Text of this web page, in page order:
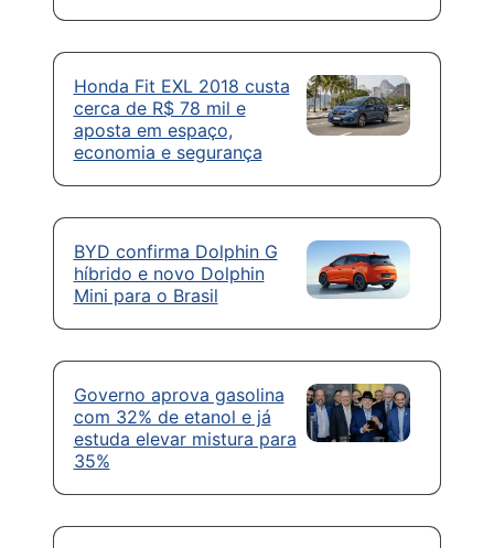
Honda Fit EXL 2018 custa
cerca de R$ 78 mil e
aposta em espaço,
economia e segurança
BYD confirma Dolphin G
híbrido e novo Dolphin
Mini para o Brasil
Governo aprova gasolina
com 32% de etanol e já
estuda elevar mistura para
35%